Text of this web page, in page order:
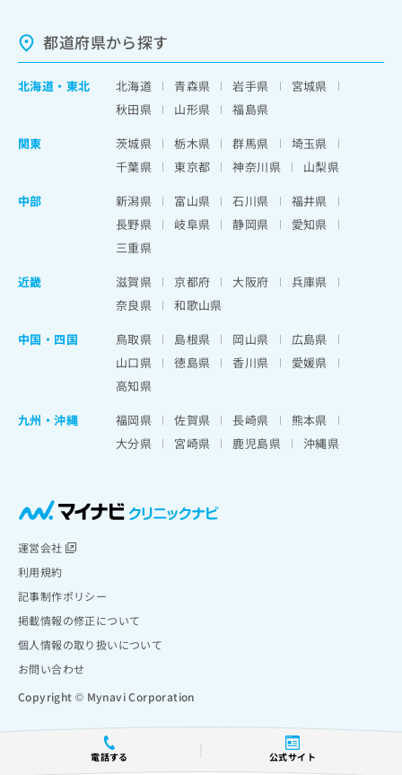
電話する 公式サイト
都道府県から探す
北海道 ・ 東北 北海道 青森県 岩手県
宮城県
秋田県
山形県
福島県
関東
茨城県 栃木県 群馬県
埼玉県
千葉県
東京都 神奈川県
山梨県
中部
新潟県 富山県 石川県
福井県
長野県
岐阜県 静岡県
愛知県
三重県
近畿
滋賀県 京都府 大阪府
兵庫県
奈良県
和歌山県
中国・四国
鳥取県 島根県 岡山県
広島県
山口県
徳島県 香川県
愛媛県
高知県
九州・沖縄
福岡県 佐賀県 長崎県
熊本県
大分県
宮崎県 鹿児島県 沖縄県
運営会社
利用規約
記事制作ポリシー
掲載情報の修正について
個人情報の取り扱いについて
お問い合わせ
Copyright © Mynavi Corporation